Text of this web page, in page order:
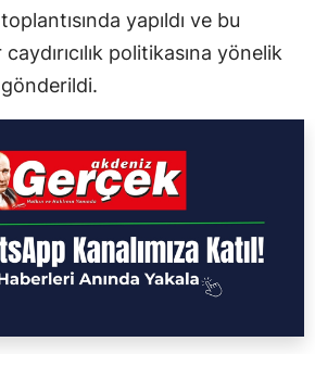
toplantısında yapıldı ve bu
politikasına yönelik
gönderildi.